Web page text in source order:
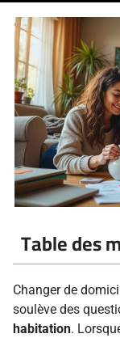
Table des
Changer de
soulève des
habitation.